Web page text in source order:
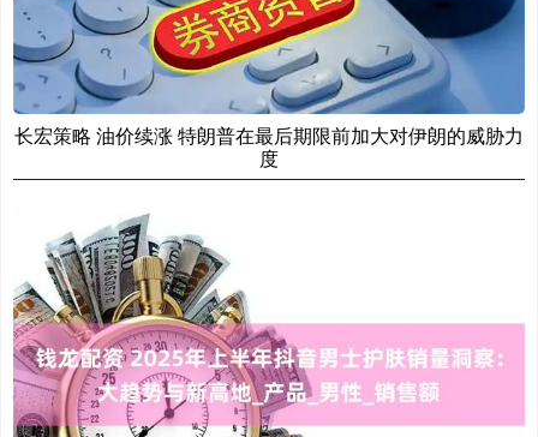
长宏策略 油价续涨 特朗普在最后期限前加大对伊朗的威胁力
度